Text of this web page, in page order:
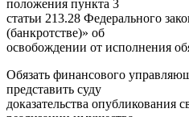
положения пункта 3
статьи 213.28 Федерального
(банкротстве)» об
освобождении от исполнения
Обязать финансового
представить суду
доказательства опубликования